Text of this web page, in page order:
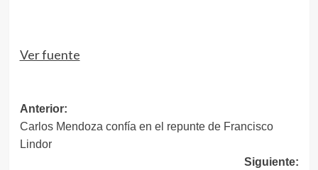
Ver fuente
Navegación
de
Anterior:
Carlos Mendoza confía en el repunte de Francisco
Lindor
Siguiente: